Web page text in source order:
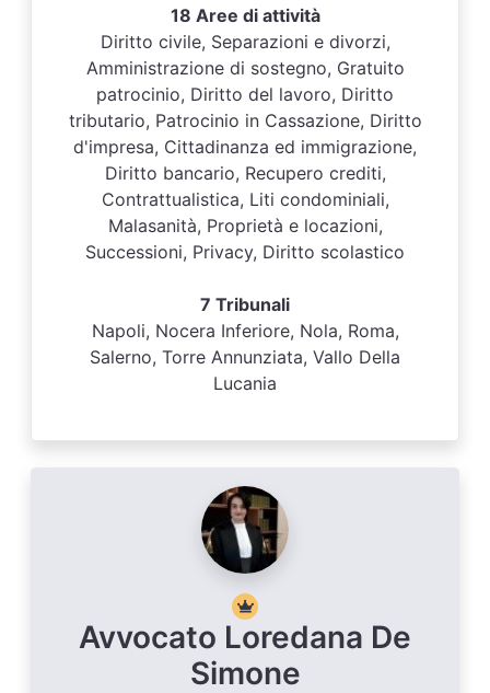
18 Aree di attività
Diritto civile, Separazioni e divorzi,
Amministrazione di sostegno, Gratuito
patrocinio, Diritto del lavoro, Diritto
tributario, Patrocinio in Cassazione, Diritto
d'impresa, Cittadinanza ed immigrazione,
Diritto bancario, Recupero crediti,
Contrattualistica, Liti condominiali,
Malasanità, Proprietà e locazioni,
Successioni, Privacy, Diritto scolastico
7 Tribunali
Napoli, Nocera Inferiore, Nola, Roma,
Salerno, Torre Annunziata, Vallo Della
Lucania
Avvocato Loredana De
Simone